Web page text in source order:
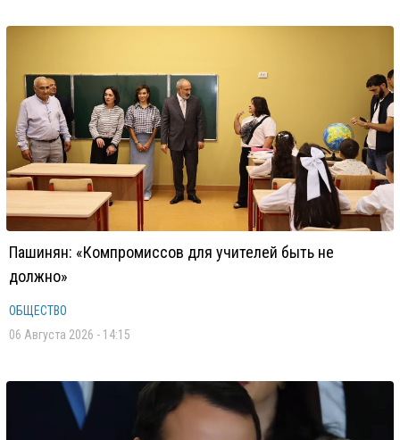
Пашинян: «Компромиссов для учителей быть не
должно»
ОБЩЕСТВО
06 Августа 2026 - 14:15